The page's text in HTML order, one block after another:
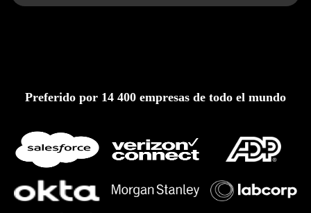
Preferido por 14 400 empresas de todo el mundo